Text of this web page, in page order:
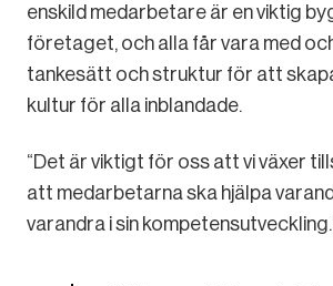
enskild medarbetare är en viktig
företaget, och alla får vara med
tankesätt och struktur för att
kultur för alla inblandade.
“Det är viktigt för oss att vi växer
att medarbetarna ska hjälpa
varandra i sin